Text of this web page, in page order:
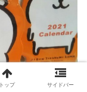
トップ サイドバー